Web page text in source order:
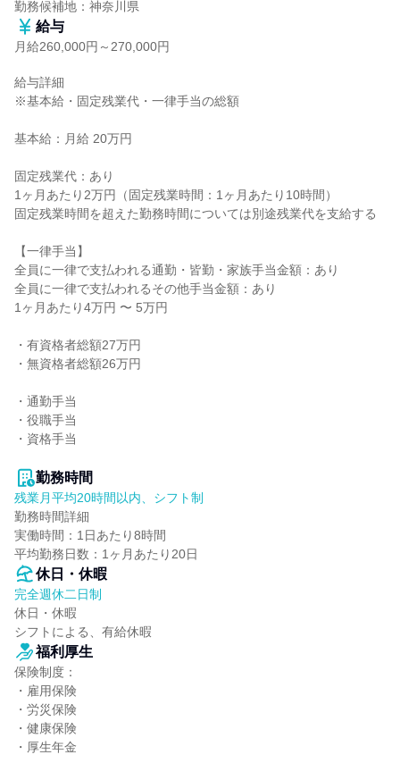
勤務候補地：神奈川県
給与
月給260,000円～270,000円
給与詳細
※基本給・固定残業代・一律手当の総額
基本給：月給 20万円
固定残業代：あり
1ヶ月あたり2万円（固定残業時間：1ヶ月あたり10時間）
固定残業時間を超えた勤務時間については別途残業代を支給する
【一律手当】
全員に一律で支払われる通勤・皆勤・家族手当金額：あり
全員に一律で支払われるその他手当金額：あり
1ヶ月あたり4万円 〜 5万円
・有資格者総額27万円
・無資格者総額26万円
・通勤手当
・役職手当
・資格手当
勤務時間
残業月平均20時間以内、シフト制
勤務時間詳細
実働時間：1日あたり8時間
平均勤務日数：1ヶ月あたり20日
休日・休暇
完全週休二日制
休日・休暇
シフトによる、有給休暇
福利厚生
保険制度：
・雇用保険
・労災保険
・健康保険
・厚生年金